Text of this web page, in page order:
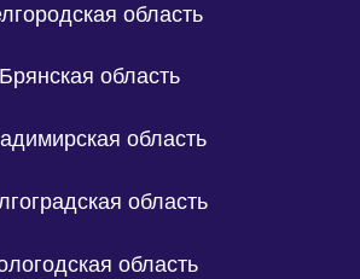
область
Брянская область
область
область
область